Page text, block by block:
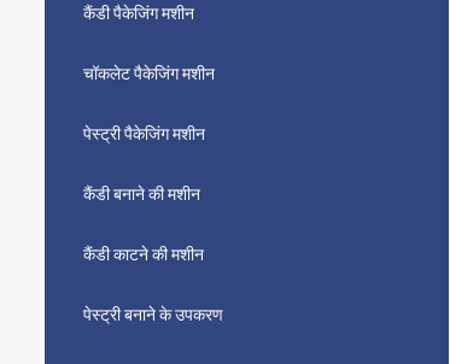
कैंडी पैकेजिंग मशीन
चॉकलेट पैकेजिंग मशीन
पेस्ट्री पैकेजिंग मशीन
कैंडी बनाने की मशीन
कैंडी काटने की मशीन
पेस्ट्री बनाने के उपकरण